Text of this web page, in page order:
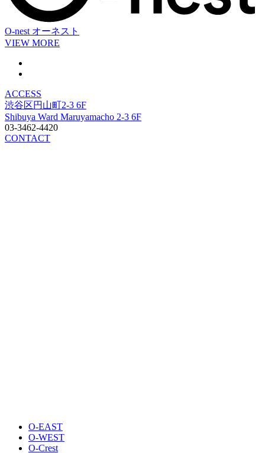
O-nest オーネスト
VIEW MORE
ACCESS
渋谷区円山町2-3 6F
Shibuya Ward Maruyamacho 2-3 6F
03-3462-4420
CONTACT
O-EAST
O-WEST
O-Crest